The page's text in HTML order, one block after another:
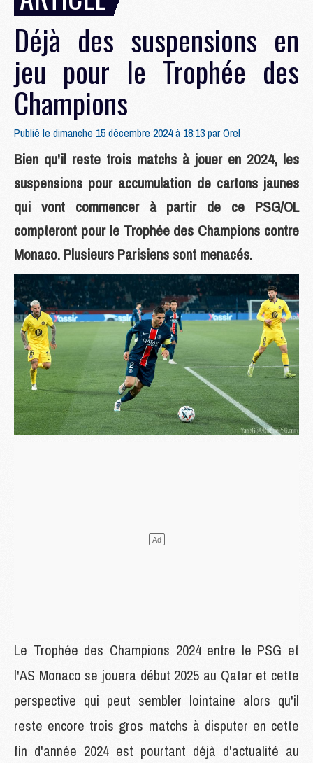
Déjà des suspensions en
jeu pour le Trophée des
Champions
Publié le dimanche 15 décembre 2024 à 18:13 parOrel
Bien qu'il reste trois matchs à jouer en 2024, les
suspensions pour accumulation de cartons jaunes
qui vont commencer à partir de ce PSG/OL
compteront pour le Trophée des Champions contre
Monaco. Plusieurs Parisiens sont menacés.
Le Trophée des Champions 2024 entre le PSG et
l'AS Monaco se jouera début 2025 au Qatar et cette
perspective qui peut sembler lointaine alors qu'il
reste encore trois gros matchs à disputer en cette
fin d'année 2024 est pourtant déjà d'actualité au